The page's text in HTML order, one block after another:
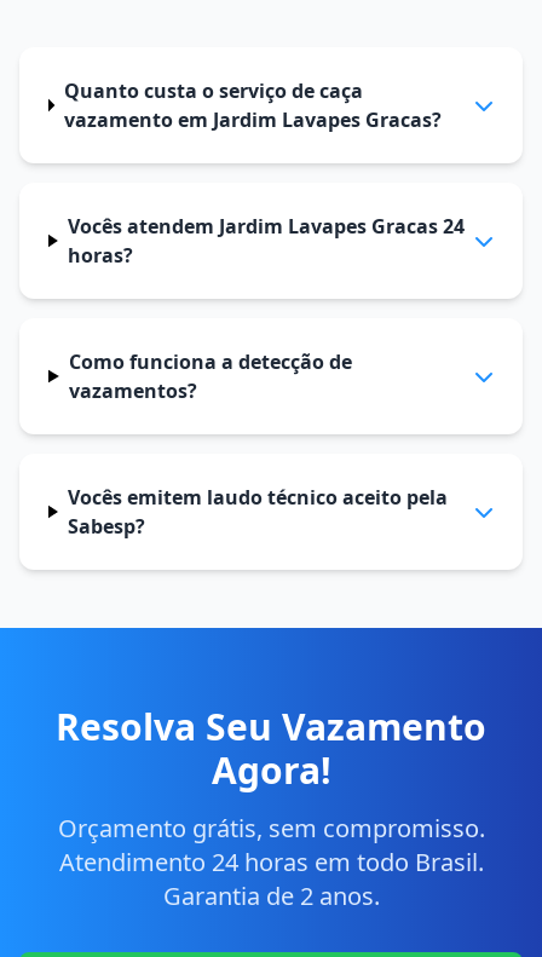
Quanto custa o serviço de caça
vazamento em Jardim Lavapes Gracas?
Vocês atendem Jardim Lavapes Gracas 24
horas?
Como funciona a detecção de
vazamentos?
Vocês emitem laudo técnico aceito pela
Sabesp?
Resolva Seu Vazamento
Agora!
Orçamento grátis, sem compromisso.
Atendimento 24 horas em todo Brasil.
Garantia de 2 anos.